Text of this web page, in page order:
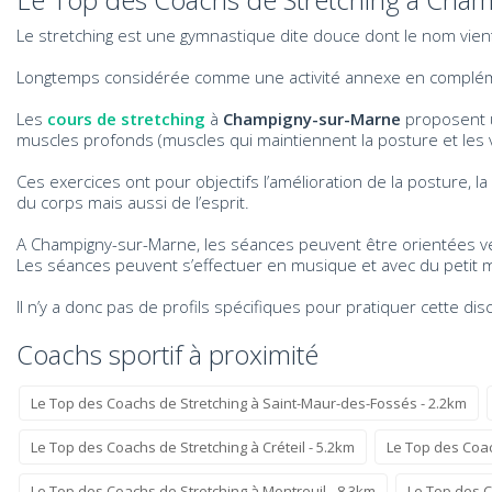
Le stretching est une gymnastique dite douce dont le nom
Longtemps considérée comme une activité annexe en
Les cours de stretching à Champigny-sur-Marne proposent
muscles profonds (muscles qui maintiennent la posture et les
Ces exercices ont pour objectifs l’amélioration de la posture,
du corps mais aussi de l’esprit.
A Champigny-sur-Marne, les séances peuvent être orientées
Les séances peuvent s’effectuer en musique et avec du
Il n’y a donc pas de profils spécifiques pour pratiquer cette
Coachs sportif à proximité
Le Top des Coachs de Stretching à Saint-Maur-des-Fossés - 2.2km
Le Top des Coachs de Stretching à Créteil - 5.2km Le Top des